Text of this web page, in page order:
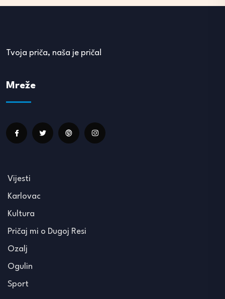
Tvoja priča, naša je priča!
Mreže
Vijesti
Karlovac
Kultura
Pričaj mi o Dugoj Resi
Ozalj
Ogulin
Sport